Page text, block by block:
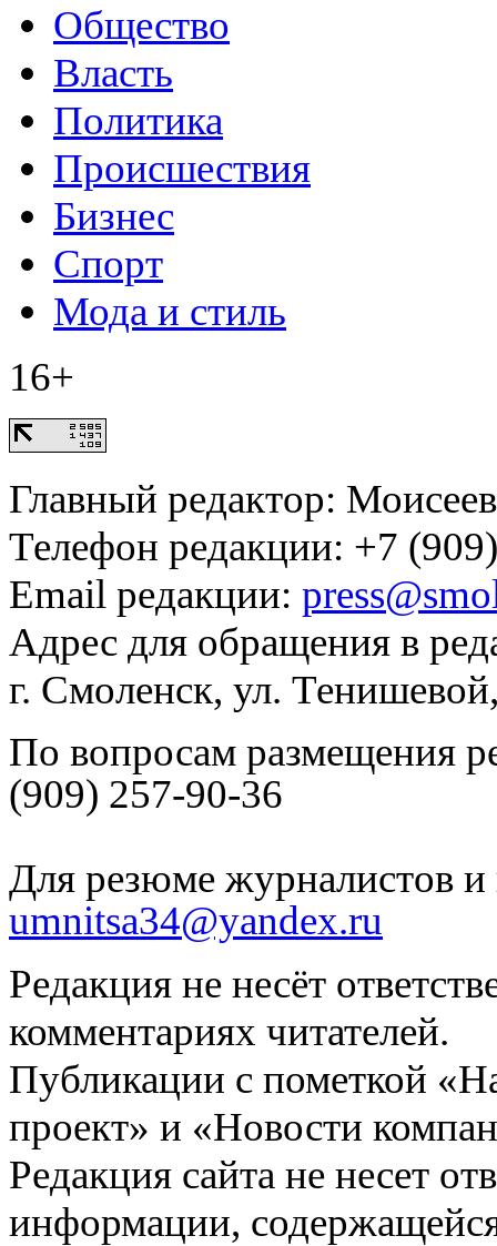
Общество
Власть
Политика
Происшествия
Бизнес
Спорт
Мода и стиль
16+
Главный редактор:
Телефон редакции: +7
Email редакции:
Адрес для обращения в
г. Смоленск, ул.
По вопросам размещения
(909) 257-90-36
Для резюме журналистов и
umnitsa34@yandex.ru
Редакция не несёт
комментариях читателей.
Публикации с пометкой
проект» и «Новости
Редакция сайта не несет
информации,